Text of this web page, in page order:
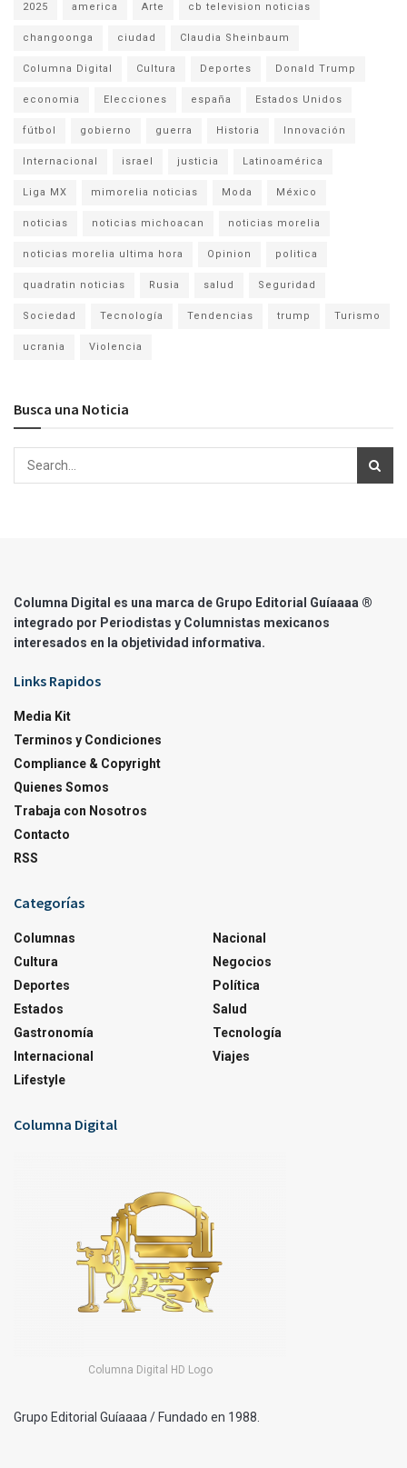
2025 america Arte cb television noticias
changoonga ciudad Claudia Sheinbaum
Columna Digital Cultura Deportes Donald Trump
economia Elecciones españa Estados Unidos
fútbol gobierno guerra Historia Innovación
Internacional israel justicia Latinoamérica
Liga MX mimorelia noticias Moda México
noticias noticias michoacan noticias morelia
noticias morelia ultima hora Opinion politica
quadratin noticias Rusia salud Seguridad
Sociedad Tecnología Tendencias trump Turismo
ucrania Violencia
Busca una Noticia
Columna Digital es una marca de Grupo Editorial Guíaaaa ®
integrado por Periodistas y Columnistas mexicanos
interesados en la objetividad informativa.
Links Rapidos
Media Kit
Terminos y Condiciones
Compliance & Copyright
Quienes Somos
Trabaja con Nosotros
Contacto
RSS
Categorías
Columnas
Cultura
Deportes
Estados
Gastronomía
Internacional
Lifestyle
Nacional
Negocios
Política
Salud
Tecnología
Viajes
Columna Digital
Columna Digital HD Logo
Grupo Editorial Guíaaaa / Fundado en 1988.